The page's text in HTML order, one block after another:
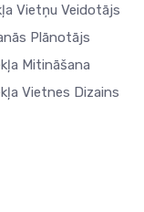
Vietņu Veidotājs
Plānotājs
Mitināšana
Vietnes Dizains